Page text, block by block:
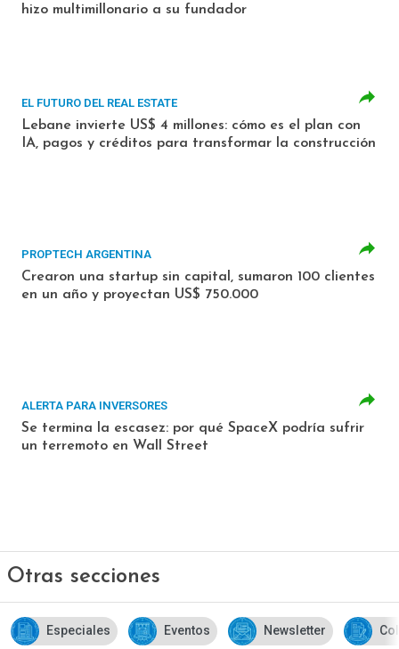
hizo multimillonario a su fundador
EL FUTURO DEL REAL ESTATE
Lebane invierte US$ 4 millones: cómo es el plan con
IA, pagos y créditos para transformar la construcción
PROPTECH ARGENTINA
Crearon una startup sin capital, sumaron 100 clientes
en un año y proyectan US$ 750.000
ALERTA PARA INVERSORES
Se termina la escasez: por qué SpaceX podría sufrir
un terremoto en Wall Street
Otras secciones
Eventos Newsletter Columnas de opinión